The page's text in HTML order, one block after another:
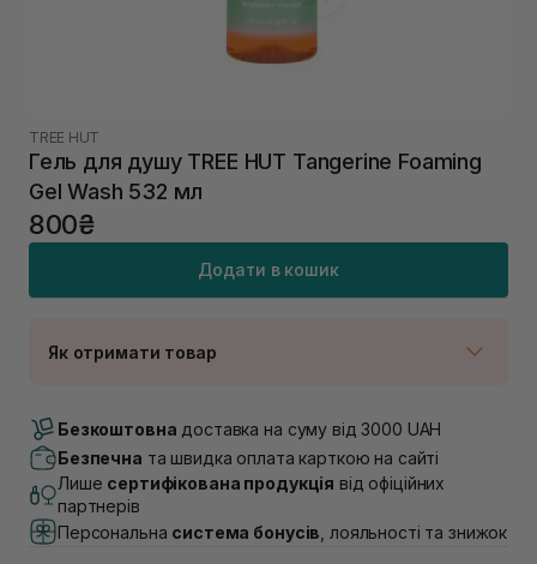
TREE HUT
Гель для душу TREE HUT Tangerine Foaming
Gel Wash 532 мл
800₴
Додати в кошик
Як отримати товар
В наявності
Самовивіз м. Луцьк, вул. Винниченка 4
Немає в наявності!
Самовивіз м. Львів, вул. Академіка Підстригача, 1В
(Duck’s Lake)
В наявності
Безкоштовна доставка на суму від 3000 UAH
Безпечна та швидка оплата карткою на сайті
Лише сертифікована продукція від офіційних
партнерів
Персональна система бонусів , лояльності та знижок